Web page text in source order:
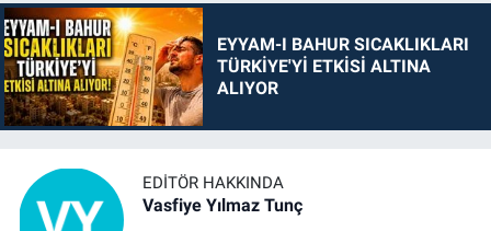
EYYAM-I BAHUR SICAKLIKLARI
TÜRKİYE'Yİ ETKİSİ ALTINA
ALIYOR
EDITÖR HAKKINDA
Vasfiye Yılmaz Tunç